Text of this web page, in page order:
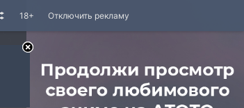
Отключить рекламу
18+